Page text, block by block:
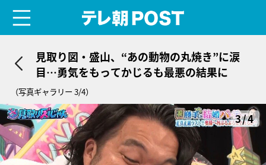
見取り図・盛山、“あの動物の丸焼き”に涙
目…勇気をもってかじるも最悪の結果に
（写真ギャラリー 3/4）
3/4